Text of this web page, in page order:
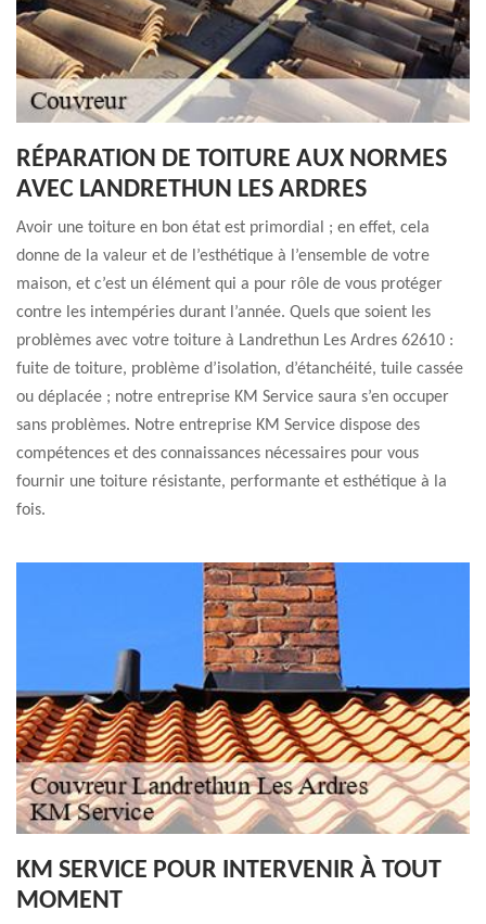
RÉPARATION DE TOITURE AUX NORMES
AVEC LANDRETHUN LES ARDRES
Avoir une toiture en bon état est primordial ; en effet, cela
donne de la valeur et de l’esthétique à l’ensemble de votre
maison, et c’est un élément qui a pour rôle de vous protéger
contre les intempéries durant l’année. Quels que soient les
problèmes avec votre toiture à Landrethun Les Ardres 62610 :
fuite de toiture, problème d’isolation, d’étanchéité, tuile cassée
ou déplacée ; notre entreprise KM Service saura s’en occuper
sans problèmes. Notre entreprise KM Service dispose des
compétences et des connaissances nécessaires pour vous
fournir une toiture résistante, performante et esthétique à la
fois.
KM SERVICE POUR INTERVENIR À TOUT
MOMENT